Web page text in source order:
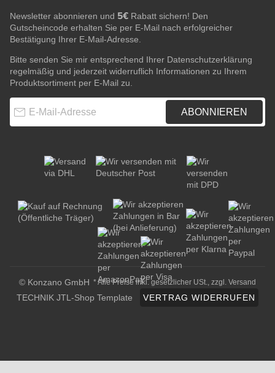
Newsletter abonnieren und 5€ Rabatt sichern! Den
Gutscheincode erhalten Sie per E-Mail nach erfolgreicher
Bestätigung Ihrer E-Mail-Adresse.
Bitte senden Sie mir entsprechend Ihrer Datenschutzerklärung
regelmäßig und jederzeit widerruflich Informationen zu Ihrem
Produktsortiment per E-Mail zu.
ABONNIEREN
© Konzano GmbH * Alle Preise inkl. gesetzlicher USt., zzgl. Versand
TECHNIK JTL-Shop Template VERTRAG WIDERRUFEN